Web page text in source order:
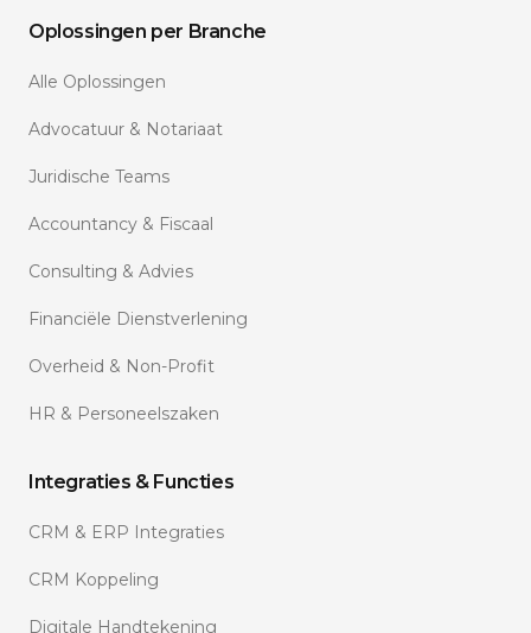
Oplossingen per Branche
Alle Oplossingen
Advocatuur & Notariaat
Juridische Teams
Accountancy & Fiscaal
Consulting & Advies
Financiële Dienstverlening
Overheid & Non-Profit
HR & Personeelszaken
Integraties & Functies
CRM & ERP Integraties
CRM Koppeling
Digitale Handtekening